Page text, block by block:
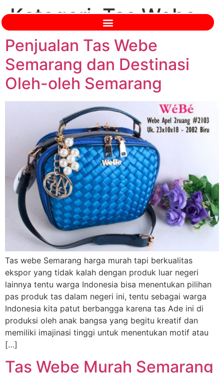
Kategori:Tas Webe
Penjualan Tas Webe
Semarang dan Destinasi
Oleh-oleh Semarang
Tas webe Semarang harga murah tapi berkualitas
ekspor yang tidak kalah dengan produk luar negeri
lainnya tentu warga Indonesia bisa menentukan pilihan
pas produk tas dalam negeri ini, tentu sebagai warga
Indonesia kita patut berbangga karena tas Ade ini di
produksi oleh anak bangsa yang begitu kreatif dan
memiliki imajinasi tinggi untuk menentukan motif atau
[…]
Tas Webe Murah Semarang